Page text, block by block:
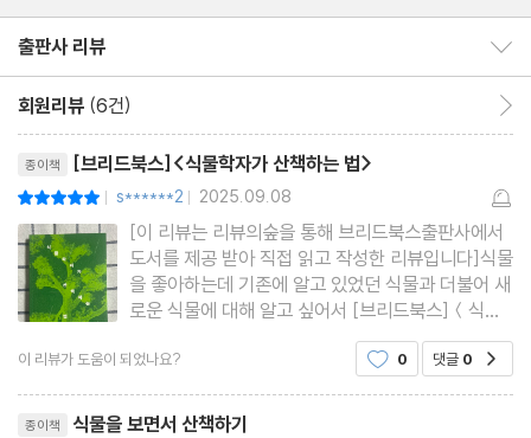
타잔의 덩굴 | 덩굴 식물 |
부유하는 식물 | 개구리밥 |
야리가타케를 다시 찾다 | 색단초 |
우바유리와 꽁치의 생존 전략 | 우바유리 |
인도 아대륙이라는 배를 타고 | 도쿠쓰기 |
고신초의 보전 | 고신초 |
4부 가을
피의 너털웃음 | 피 |
출판사 리뷰
회원리뷰 (6건)
종이책 [브리드북스]<식물학자가 산책하는 법>
| s******2 | 2025.09.08
[이 리뷰는 리뷰의숲을 통해 브리드북스출판사에서
도서를 제공 받아 직접 읽고 작성한 리뷰입니다]식물
을 좋아하는데 기존에 알고 있었던 식물과 더불어 새
로운 식물에 대해 알고 싶어서 [브리드북스]＜식물
학자가 산책하는 법＞ 서평단 신청했는데 좋은 기회
로 서평하게 되었어요.[브리드북스]＜식물학자가 산
책하는 법＞은 식물학자가 닛코식물원에 재직하면
서 경험한 일을 에세이 형
이 리뷰가 도움이 되었나요? 0 댓글 0
종이책 식물을 보면서 산책하기